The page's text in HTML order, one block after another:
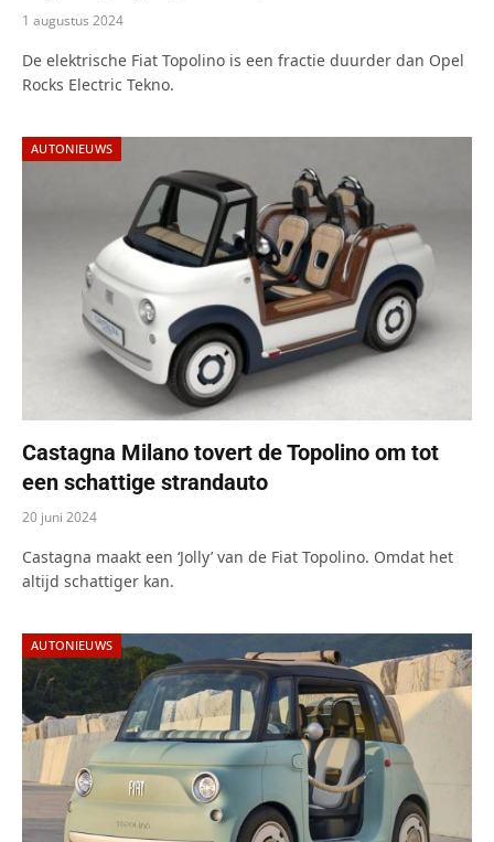
1 augustus 2024
De elektrische Fiat Topolino is een fractie duurder dan Opel
Rocks Electric Tekno.
AUTONIEUWS
Castagna Milano tovert de Topolino om tot
een schattige strandauto
20 juni 2024
Castagna maakt een ‘Jolly’ van de Fiat Topolino. Omdat het
altijd schattiger kan.
AUTONIEUWS